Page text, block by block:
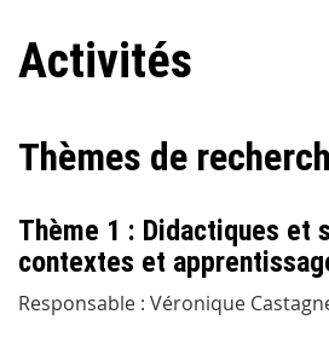
Activités
Thèmes de
Thème 1 : Didactiques et
contextes et
Responsable : Véronique